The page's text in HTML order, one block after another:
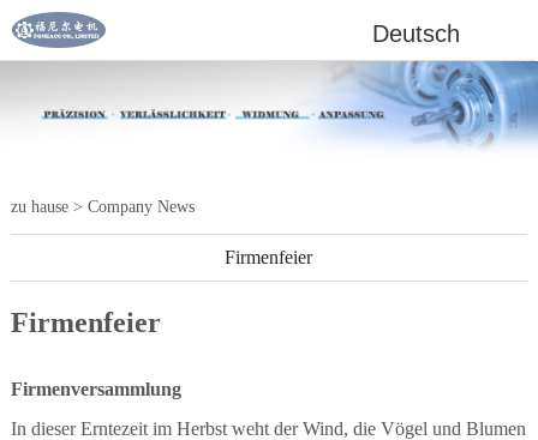
Deutsch
zu hause> Company News
Firmenfeier
Firmenfeier
Firmenversammlung
In dieser Erntezeit im Herbst weht der Wind, die Vögel und Blumen